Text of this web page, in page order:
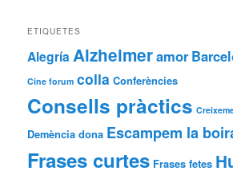
ETIQUETES
Alegría Alzheimeramor
Cine forum colla Conferències
Consells pràctics
Demència dona Escampem la
Frases curtes Frases fetes